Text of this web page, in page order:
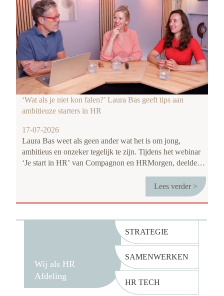
‘Wat als je niet kon falen?’ Laura Bas geeft tips aan
ambitieuze starters in HR
17-07-2026
Laura Bas weet als geen ander wat het is om jong,
ambitieus en onzeker tegelijk te zijn. Tijdens het webinar
‘Je start in HR’ van Compagnon en HRMorgen, deelde
meest gestelde vraag van starters op de arbeidsmarkt én
het antwoord dat ze zelf pas gaandeweg haar carrière écht
jezelf voorbij te lopen?
Lees verder >
Wij als HR
Afdeling
STRATEGIE
SAMENWERKEN
HR TECH